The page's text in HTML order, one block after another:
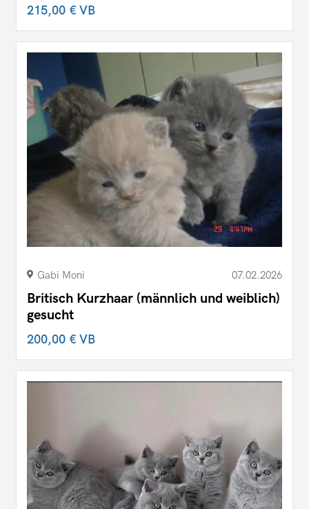
215,00 €VB
Gabi Moni 07.02.2026
Britisch Kurzhaar (männlich und weiblich)
gesucht
200,00 €VB